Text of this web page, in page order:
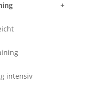
+
intensiv